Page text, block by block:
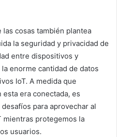
cosas también plantea
la seguridad y privacidad de
entre dispositivos y
enorme cantidad de datos
IoT. A medida que
era conectada, es
para aprovechar al
mientras protegemos la
usuarios.